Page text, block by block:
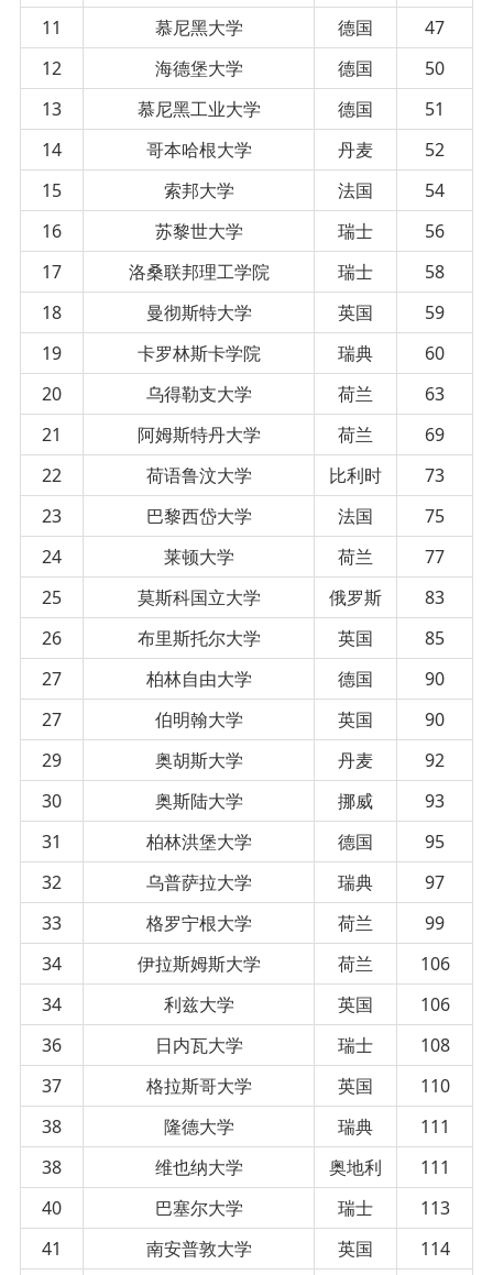
11
慕尼黑大学 德国
47
12
海德堡大学 德国
50
13
慕尼黑工业大学 德国
51
14
哥本哈根大学 丹麦
52
15
索邦大学 法国
54
16
苏黎世大学 瑞士
56
17
洛桑联邦理工学院 瑞士
58
18
曼彻斯特大学 英国
59
19
卡罗林斯卡学院 瑞典
60
20
乌得勒支大学 荷兰
63
21
阿姆斯特丹大学 荷兰
69
22
荷语鲁汶大学 比利时
73
23
巴黎西岱大学 法国
75
24
莱顿大学 荷兰
77
25
莫斯科国立大学 俄罗斯
83
26
布里斯托尔大学 英国
85
27
柏林自由大学 德国
90
27
伯明翰大学 英国
90
29
奥胡斯大学 丹麦
92
30
奥斯陆大学 挪威
93
31
柏林洪堡大学 德国
95
32
乌普萨拉大学 瑞典
97
33
格罗宁根大学 荷兰
99
34
伊拉斯姆斯大学 荷兰
106
34
利兹大学 英国
106
36
日内瓦大学 瑞士
108
37
格拉斯哥大学 英国
110
38
隆德大学 瑞典
111
38
维也纳大学 奥地利
111
40
巴塞尔大学 瑞士
113
41
南安普敦大学 英国 114